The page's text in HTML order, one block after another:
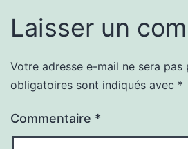
Laisser un
Votre adresse e-mail ne sera pas
obligatoires sont indiqués avec *
Commentaire *